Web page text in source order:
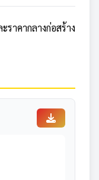
ราคากลางก่อสร้าง